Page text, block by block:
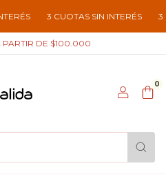
INTERÉS 3 CUOTAS SIN INTERÉS
PARTIR DE $100.000
0